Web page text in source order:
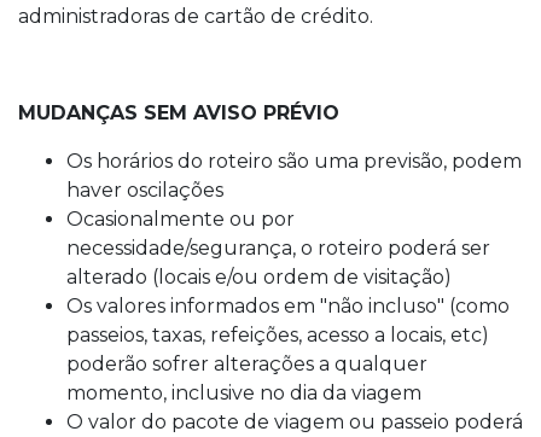
administradoras de cartão de crédito.
MUDANÇAS SEM AVISO PRÉVIO
Os horários do roteiro são uma previsão, podem
haver oscilações
Ocasionalmente ou por
necessidade/segurança, o roteiro poderá ser
alterado (locais e/ou ordem de visitação)
Os valores informados em "não incluso" (como
passeios, taxas, refeições, acesso a locais, etc)
poderão sofrer alterações a qualquer
momento, inclusive no dia da viagem
O valor do pacote de viagem ou passeio poderá